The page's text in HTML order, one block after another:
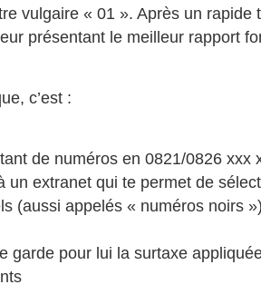
vulgaire « 01 ». Après un rapide
présentant le meilleur rapport
c’est :
de numéros en 0821/0826 xxx
un extranet qui te permet de
(aussi appelés « numéros noirs
garde pour lui la surtaxe